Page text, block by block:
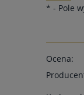
* - Pole
Ocena: